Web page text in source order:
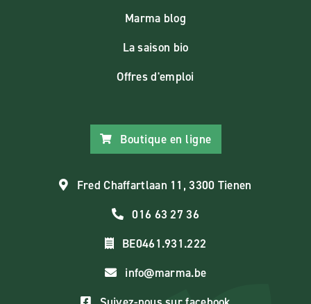
Marma blog
La saison bio
Offres d'emploi
Boutique en ligne
Fred Chaffartlaan 11, 3300 Tienen
016 63 27 36
BE0461.931.222
info@marma.be